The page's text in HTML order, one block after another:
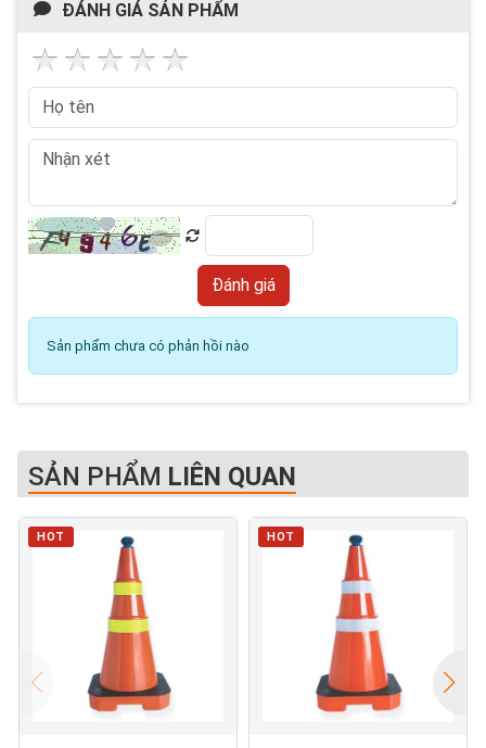
ĐÁNH GIÁ SẢN PHẨM
Sản phẩm chưa có phản hồi nào
SẢN PHẨM LIÊN QUAN
HOT HOT